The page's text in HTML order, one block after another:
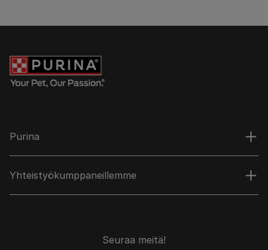
Purina
Yhteistyökumppaneillemme
Seuraa meitä!